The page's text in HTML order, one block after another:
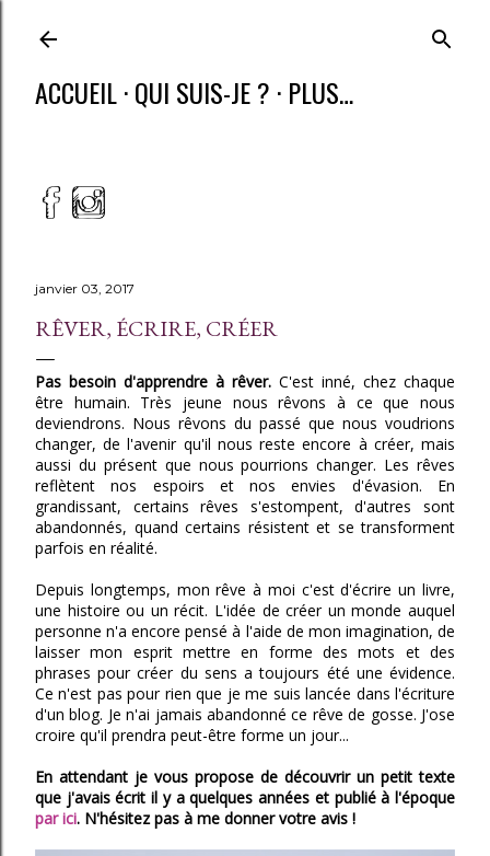
ACCUEIL QUI SUIS-JE ? PLUS…
janvier 03, 2017
RÊVER, ÉCRIRE, CRÉER
Pas besoin d'apprendre à rêver. C'est inné, chez chaque
être humain. Très jeune nous rêvons à ce que nous
deviendrons. Nous rêvons du passé que nous voudrions
changer, de l'avenir qu'il nous reste encore à créer, mais
aussi du présent que nous pourrions changer. Les rêves
reflètent nos espoirs et nos envies d'évasion. En
grandissant, certains rêves s'estompent, d'autres sont
abandonnés, quand certains résistent et se transforment
parfois en réalité.
Depuis longtemps, mon rêve à moi c'est d'écrire un livre,
une histoire ou un récit. L'idée de créer un monde auquel
personne n'a encore pensé à l'aide de mon imagination, de
laisser mon esprit mettre en forme des mots et des
phrases pour créer du sens a toujours été une évidence.
Ce n'est pas pour rien que je me suis lancée dans l'écriture
d'un blog. Je n'ai jamais abandonné ce rêve de gosse. J'ose
croire qu'il prendra peut-être forme un jour...
En attendant je vous propose de découvrir un petit texte
que j'avais écrit il y a quelques années et publié à l'époque
par ici. N'hésitez pas à me donner votre avis !